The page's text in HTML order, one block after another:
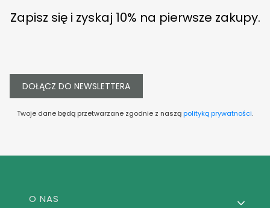
Zapisz się i zyskaj 10% na pierwsze zakupy.
DOŁĄCZ DO NEWSLETTERA
Twoje dane będą przetwarzane zgodnie z nasząpolityką prywatności.
Linki w stopce
O NAS